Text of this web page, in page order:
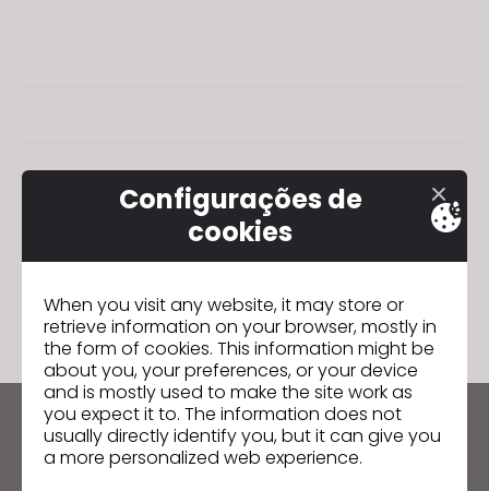
Mantenha-se atualizado com o CLO
Fique por dentro das notícias, promoções, recursos e
Configurações de
cookies
When you visit any website, it may store or
retrieve information on your browser, mostly in
the form of cookies. This information might be
about you, your preferences, or your device
and is mostly used to make the site work as
you expect it to. The information does not
usually directly identify you, but it can give you
a more personalized web experience.